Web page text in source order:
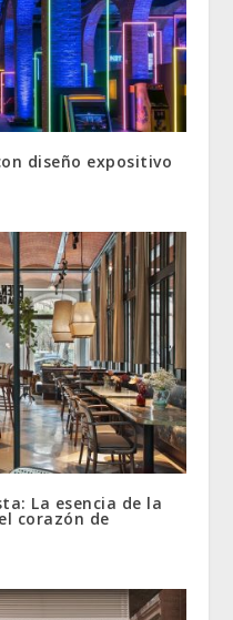
diseño expositivo
La esencia de la
corazón de